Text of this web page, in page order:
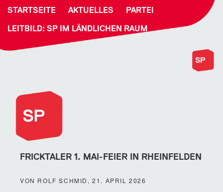
STARTSEITE AKTUELLES PARTEI
LEITBILD: SP IM LÄNDLICHEN RAUM
FRICKTALER 1. MAI-FEIER IN RHEINFELDEN
VON ROLF SCHMID, 21. APRIL 2026